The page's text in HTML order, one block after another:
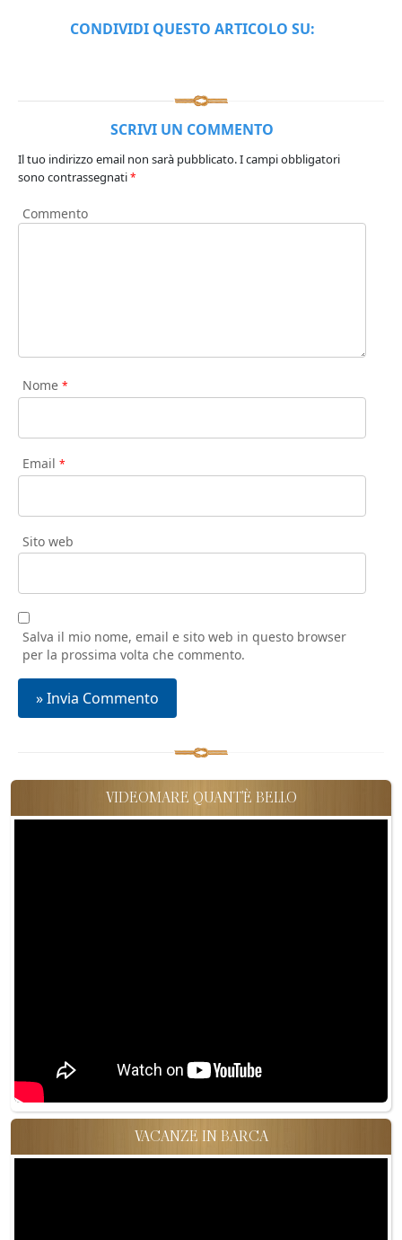
CONDIVIDI QUESTO ARTICOLO SU:
SCRIVI UN COMMENTO
Il tuo indirizzo email non sarà pubblicato.I campi obbligatori
sono contrassegnati*
Commento
Nome *
Email *
Sito web
Salva il mio nome, email e sito web in questo browser
per la prossima volta che commento.
VIDEOMARE QUANT'È BELLO
VACANZE IN BARCA